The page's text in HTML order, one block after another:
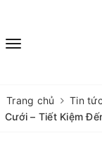
Trang chủ Tin tức
Cưới – Tiết Kiệm